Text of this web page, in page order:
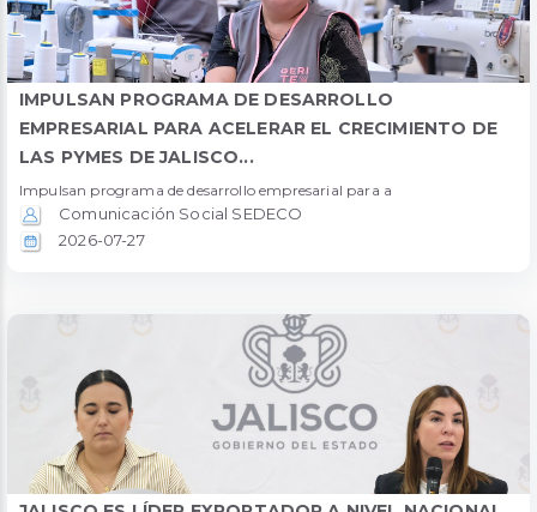
IMPULSAN PROGRAMA DE DESARROLLO
EMPRESARIAL PARA ACELERAR EL CRECIMIENTO DE
LAS PYMES DE JALISCO...
Impulsan programa de desarrollo empresarial para a
Comunicación Social SEDECO
2026-07-27